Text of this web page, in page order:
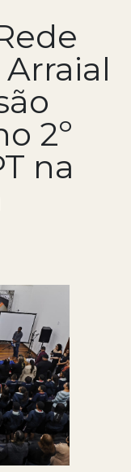
2º
na